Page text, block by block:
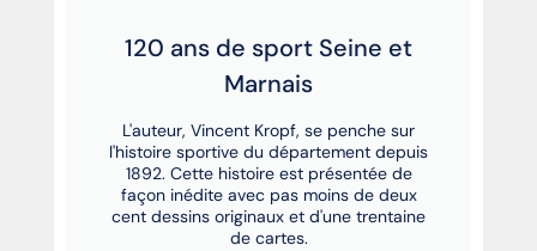
120 ans de sport Seine et
Marnais
L'auteur, Vincent Kropf, se penche sur
l'histoire sportive du département depuis
1892. Cette histoire est présentée de
façon inédite avec pas moins de deux
cent dessins originaux et d'une trentaine
de cartes.